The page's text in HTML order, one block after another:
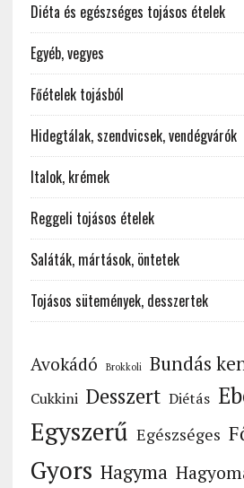
Diéta és egészséges tojásos ételek
Egyéb, vegyes
Főételek tojásból
Hidegtálak, szendvicsek, vendégvárók
Italok, krémek
Reggeli tojásos ételek
Saláták, mártások, öntetek
Tojásos sütemények, desszertek
Avokádó Brokkoli Bundás
Cukkini Desszert Diétás
Egyszerű Egészséges
Gyors Hagyma